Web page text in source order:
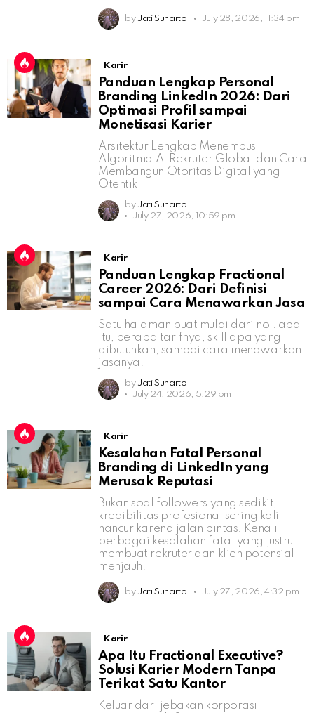
by Jati Sunarto July 28, 2026, 11:34 pm
Karir
Panduan Lengkap Personal
Branding LinkedIn 2026: Dari
Optimasi Profil sampai
Monetisasi Karier
Arsitektur Lengkap Menembus
Algoritma AI Rekruter Global dan Cara
Membangun Otoritas Digital yang
Otentik
by Jati Sunarto
July 27, 2026, 10:59 pm
Karir
Panduan Lengkap Fractional
Career 2026: Dari Definisi
sampai Cara Menawarkan Jasa
Satu halaman buat mulai dari nol: apa
itu, berapa tarifnya, skill apa yang
dibutuhkan, sampai cara menawarkan
jasanya.
by Jati Sunarto
July 24, 2026, 5:29 pm
Karir
Kesalahan Fatal Personal
Branding di LinkedIn yang
Merusak Reputasi
Bukan soal followers yang sedikit,
kredibilitas profesional sering kali
hancur karena jalan pintas. Kenali
berbagai kesalahan fatal yang justru
membuat rekruter dan klien potensial
menjauh.
by Jati Sunarto July 27, 2026, 4:32 pm
Karir
Apa Itu Fractional Executive?
Solusi Karier Modern Tanpa
Terikat Satu Kantor
Keluar dari jebakan korporasi